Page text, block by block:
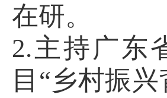
在研。
2.主持广东
目“乡村振